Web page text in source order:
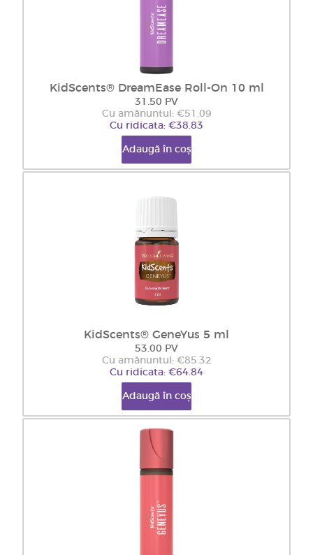
KidScents® DreamEase Roll-On 10 ml
31.50 PV
Cu amănuntul: €51.09
Cu ridicata: €38.83
Adaugă în coș
KidScents® GeneYus 5 ml
53.00 PV
Cu amănuntul: €85.32
Cu ridicata: €64.84
Adaugă în coș